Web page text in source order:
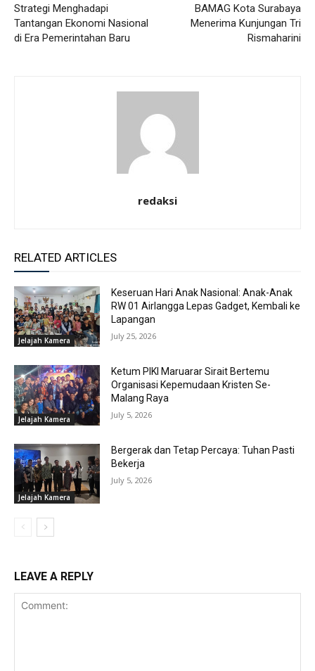
Strategi Menghadapi
Tantangan Ekonomi Nasional
di Era Pemerintahan Baru
BAMAG Kota Surabaya
Menerima Kunjungan Tri
Rismaharini
redaksi
RELATED ARTICLES
Jelajah Kamera
Keseruan Hari Anak Nasional: Anak-Anak
RW 01 Airlangga Lepas Gadget, Kembali ke
Lapangan
July 25, 2026
Jelajah Kamera
Ketum PIKI Maruarar Sirait Bertemu
Organisasi Kepemudaan Kristen Se-
Malang Raya
July 5, 2026
Jelajah Kamera
Bergerak dan Tetap Percaya: Tuhan Pasti
Bekerja
July 5, 2026
LEAVE A REPLY